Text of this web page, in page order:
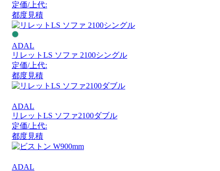
定価/上代:
都度見積
ADAL
リレットLS ソファ 2100シングル
定価/上代:
都度見積
ADAL
リレットLS ソファ2100ダブル
定価/上代:
都度見積
ADAL